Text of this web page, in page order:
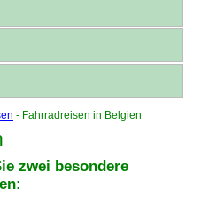
- Fahrradreisen in Belgien
zwei besondere